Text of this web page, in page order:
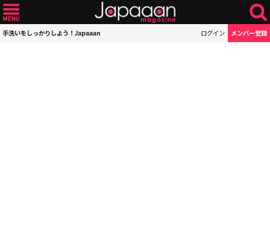
手洗いをしっかりしよう！Japaaan ログイン メンバー登録